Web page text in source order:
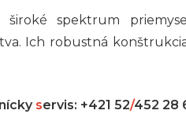
spektrum
Ich robustná
servis: +421 52/452 28